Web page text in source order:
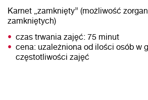
Karnet „zamknięty” (możliwość
zamkniętych)
czas trwania zajęć: 75 minut
cena: uzależniona od ilości osób w
częstotliwości zajęć